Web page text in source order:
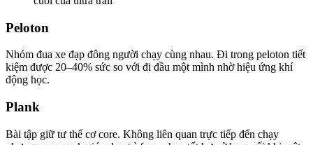
Peloton
Nhóm đua xe đạp đông người chạy cùng nhau. Đi trong peloton tiết
kiệm được 20–40% sức so với đi đầu một mình nhờ hiệu ứng khí
động học.
Plank
Bài tập giữ tư thế cơ core. Không liên quan trực tiếp đến chạy